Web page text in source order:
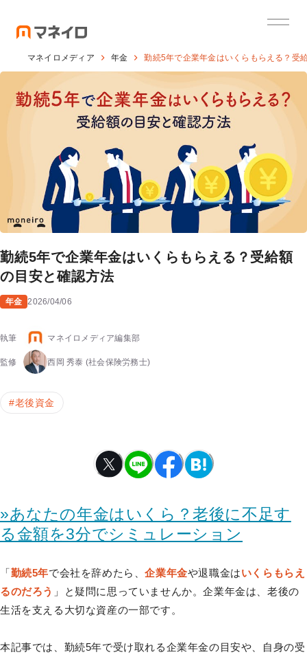
マネイロメディア 年金 勤続5年で企業年金はいくらもらえる？受
勤続5年で企業年金はいくらもらえる？受給額
の目安と確認方法
年金 2026/04/06
執筆 マネイロメディア編集部
監修 西岡 秀泰 (社会保険労務士)
#老後資金
»あなたの年金はいくら？老後に不足す
る金額を3分でシミュレーション
「勤続5年で会社を辞めたら、企業年金や退職金はいくらもらえ
るのだろう 」と疑問に思っていませんか。企業年金は、老後の
生活を支える大切な資産の一部です。
本記事では、勤続5年で受け取れる企業年金の目安や、自身の受